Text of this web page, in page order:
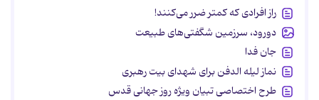
راز افرادی که کمتر ضرر می‌کنند!
دورود، سرزمین شگفتی‌های طبیعت
جان فدا
نماز لیله الدفن برای شهدای بیت رهبری
طرح اختصاصی تبیان ویژه روز جهانی قدس